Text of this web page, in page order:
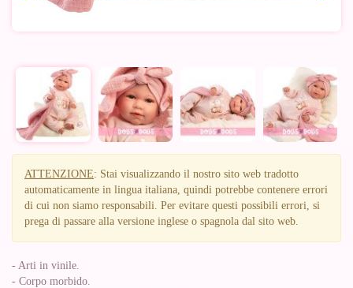
ATTENZIONE: Stai visualizzando il nostro sito web tradotto
automaticamente in lingua italiana, quindi potrebbe contenere errori
di cui non siamo responsabili. Per evitare questi possibili errori, si
prega di passare alla versione inglese o spagnola dal sito web.
- Arti in vinile.
- Corpo morbido.